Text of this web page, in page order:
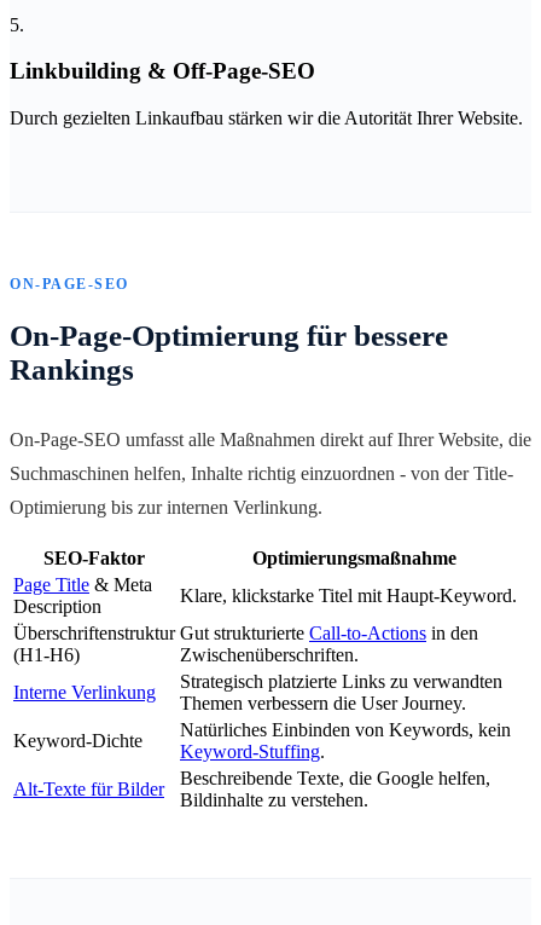
5.
Linkbuilding & Off-Page-SEO
Durch gezielten Linkaufbau stärken wir die Autorität Ihrer Website.
ON-PAGE-SEO
On-Page-Optimierung für bessere
Rankings
On-Page-SEO umfasst alle Maßnahmen direkt auf Ihrer Website, die
Suchmaschinen helfen, Inhalte richtig einzuordnen - von der Title-
Optimierung bis zur internen Verlinkung.
SEO-Faktor
Optimierungsmaßnahme
Page Title & Meta
Description
Klare, klickstarke Titel mit Haupt-Keyword.
Überschriftenstruktur
(H1-H6)
Gut strukturierte Call-to-Actions in den
Zwischenüberschriften.
Interne Verlinkung
Strategisch platzierte Links zu verwandten
Themen verbessern die User Journey.
Keyword-Dichte
Natürliches Einbinden von Keywords, kein
Keyword-Stuffing.
Alt-Texte für Bilder
Beschreibende Texte, die Google helfen,
Bildinhalte zu verstehen.